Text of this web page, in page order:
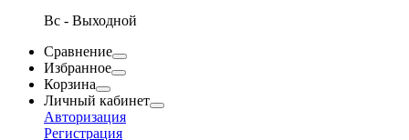
Вс - Выходной
Сравнение
Избранное
Корзина
Личный кабинет
Авторизация
Регистрация